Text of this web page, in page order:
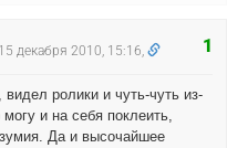
1
15 декабря 2010, 15:16,
ролики и чуть-чуть из-
и на себя поклеить,
Да и высочайшее